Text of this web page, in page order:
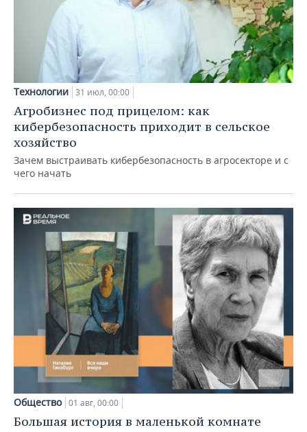
Технологии 31 июл, 00:00
Агробизнес под прицелом: как
кибербезопасность приходит в сельское
хозяйство
Зачем выстраивать кибербезопасность в агросекторе и с
чего начать
Общество 01 авг, 00:00
Большая история в маленькой комнате